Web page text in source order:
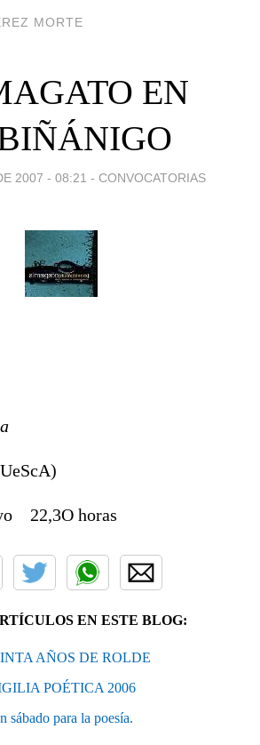
MORTE
EN
2007 - 08:21 - CONVOCATORIAS
22,3O horas
EN ESTE BLOG:
AÑOS DE ROLDE
POÉTICA 2006
sábado para la poesía.